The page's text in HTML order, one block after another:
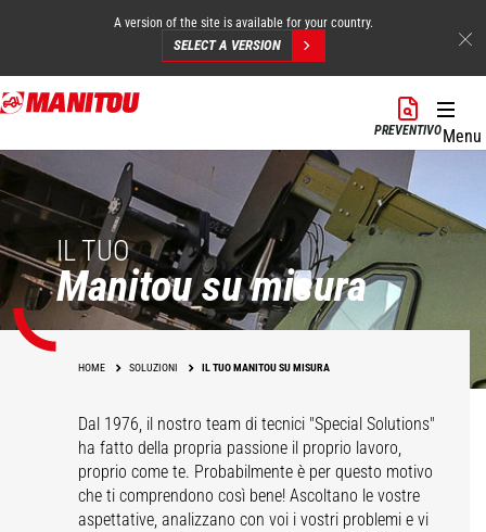
Salta
al
principale
A version of the site is available for your country.
SELECT A VERSION
PREVENTIVOMenu
IL TUO
Manitou su misura
HOME SOLUZIONI IL TUO MANITOU SU MISURA
Dal 1976, il nostro team di tecnici "Special Solutions"
ha fatto della propria passione il proprio lavoro,
proprio come te. Probabilmente è per questo motivo
che ti comprendono così bene! Ascoltano le vostre
aspettative, analizzano con voi i vostri problemi e vi